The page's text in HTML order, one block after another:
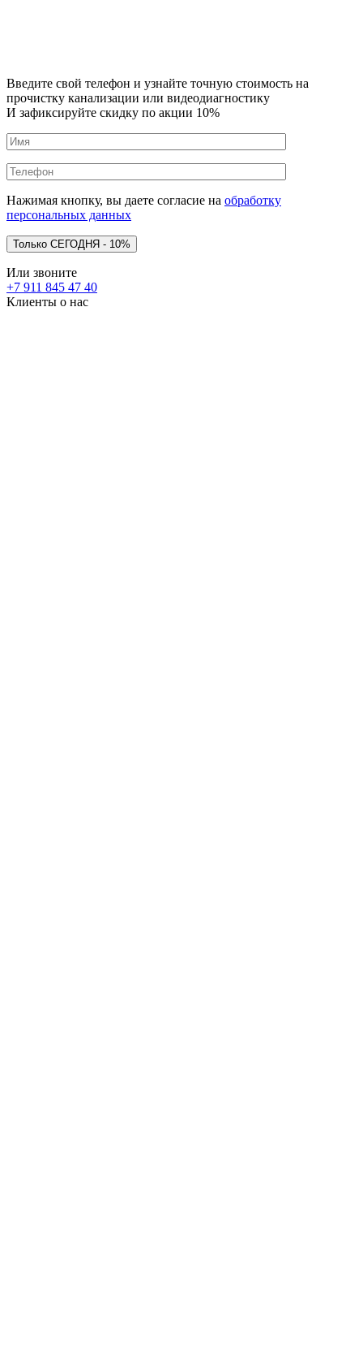
Введите свой телефон и узнайте точную стоимость на
прочистку канализации или видеодиагностику
И зафиксируйте скидку по акции 10%
Нажимая кнопку, вы даете согласие на обработку
персональных данных
Или звоните
+7 911 845 47 40
Клиенты о нас